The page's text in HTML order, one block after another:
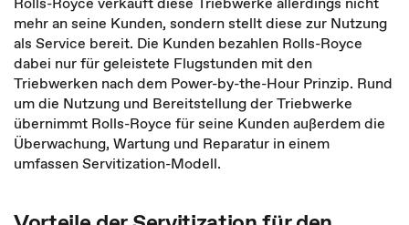
mehr an seine Kunden, sondern stellt diese zur Nutzung
als Service bereit. Die Kunden bezahlen Rolls-Royce
dabei nur für geleistete Flugstunden mit den
Triebwerken nach dem Power-by-the-Hour Prinzip. Rund
um die Nutzung und Bereitstellung der Triebwerke
übernimmt Rolls-Royce für seine Kunden außerdem die
Überwachung, Wartung und Reparatur in einem
umfassen Servitization-Modell.